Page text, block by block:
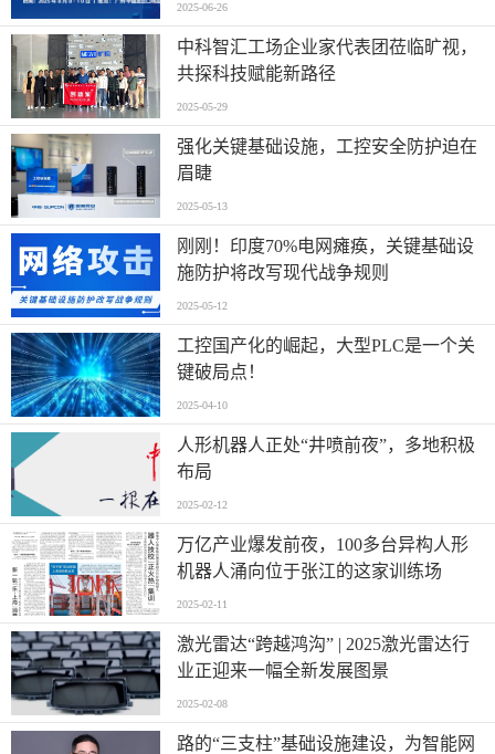
2025-06-26
中科智汇工场企业家代表团莅临旷视，
共探科技赋能新路径
2025-05-29
强化关键基础设施，工控安全防护迫在
眉睫
2025-05-13
刚刚！印度70%电网瘫痪，关键基础设
施防护将改写现代战争规则
2025-05-12
工控国产化的崛起，大型PLC是一个关
键破局点！
2025-04-10
人形机器人正处“井喷前夜”，多地积极
布局
2025-02-12
万亿产业爆发前夜，100多台异构人形
机器人涌向位于张江的这家训练场
2025-02-11
激光雷达“跨越鸿沟” | 2025激光雷达行
业正迎来一幅全新发展图景
2025-02-08
路的“三支柱”基础设施建设，为智能网